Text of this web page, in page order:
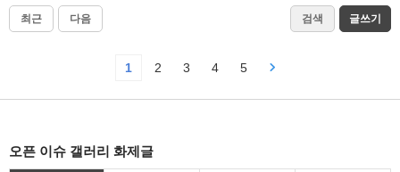
최근 다음 검색 글쓰기
1 2 3 4 5
오픈 이슈 갤러리 화제글